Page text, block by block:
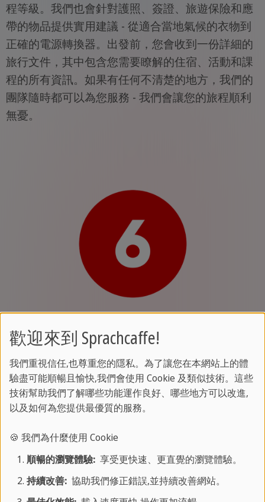
程等級。我們也會針對護照、簽證、旅遊保險和應
帶的物品提供實用建議 - 從適合當地氣候的衣物到
正確的電源轉換器。出發前，您會收到一份詳細的
旅行文件，其中包含您需要瞭解的住宿、活動和課
程的所有資訊。如果有任何不清楚的地方，我們的
團隊隨時都可以為您服務 - 我們會讓您的旅程順利
無憂。
享受您的體驗
現在，樂趣開始了！從第一天開始，您就會沉浸在
語言的世界裡，認識國際學生，探索新環境，並在
真實的生活情境中練習您的技能。參加令人興奮的
活動，留下難忘的回憶，帶著
信心回國！
歡迎來到 Sprachcaffe!
我們重視信任,也尊重您的隱私。為了讓您在本網站上的體
驗盡可能順暢且愉快,我們會使用 Cookie 及類似技術。這些
技術幫助我們了解哪些功能運作良好、哪些地方可以改進,
以及如何為您提供最優質的服務。
🍪 我們為什麼使用 Cookie
順暢的瀏覽體驗:享受更快速、更直覺的瀏覽體驗。
持續改善:協助我們修正錯誤,並持續改善網站。